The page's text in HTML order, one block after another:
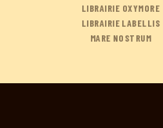
LIBRAIRIE OXYMORE
LIBRAIRIE LABELLIS
MARE NOSTRUM